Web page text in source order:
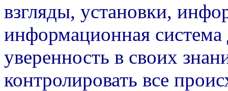
взгляды, установки,
информационная
уверенность в своих
контролировать все